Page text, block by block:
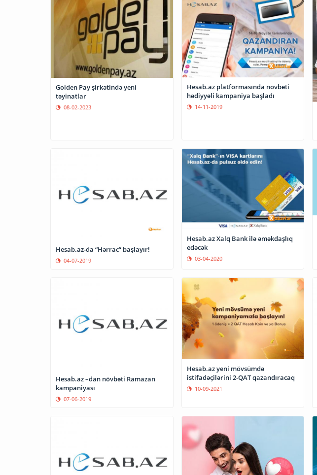
Golden Pay şirkətində yeni
təyinatlar
08-02-2023
Hesab.az platformasında növbəti
hədiyyəli kampaniya başladı
14-11-2019
Hesab.az-da “Hərrac” başlayır!
04-07-2019
Hesab.az Xalq Bank ilə əməkdaşlıq
edəcək
03-04-2020
Hesab.az –dan növbəti Ramazan
kampaniyası
07-06-2019
Hesab.az yeni mövsümdə
istifadəçilərini 2-QAT qazandıracaq
10-09-2021